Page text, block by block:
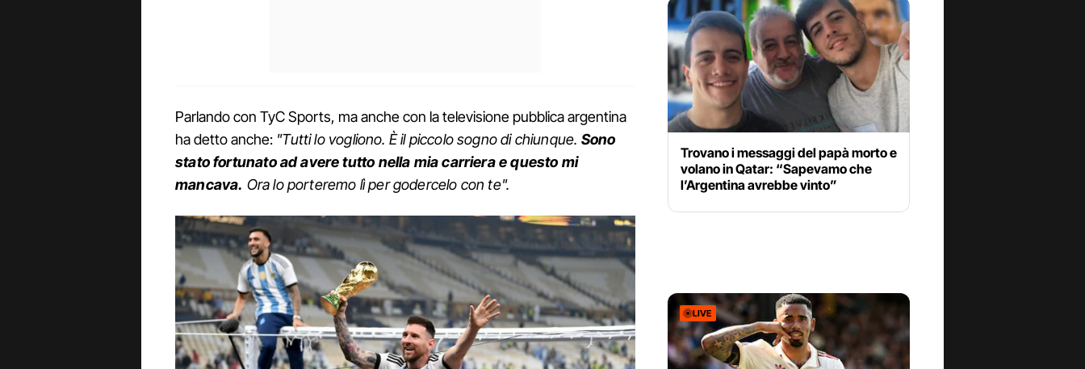
Parlando con TyC Sports, ma anche con la televisione pubblica argentina
ha detto anche: "Tutti lo vogliono. È il piccolo sogno di chiunque. Sono
stato fortunato ad avere tutto nella mia carriera e questo mi
mancava. Ora lo porteremo lì per godercelo con te".
Trovano i messaggi del papà morto e
volano in Qatar: “Sapevamo che
l’Argentina avrebbe vinto”
LIVE